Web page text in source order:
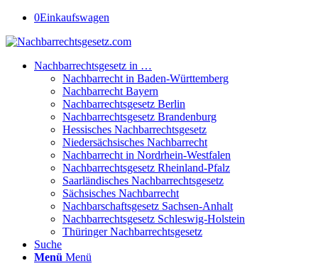
0Einkaufswagen
Nachbarrechtsgesetz in …
Nachbarrecht in Baden-Württemberg
Nachbarrecht Bayern
Nachbarrechtsgesetz Berlin
Nachbarrechtsgesetz Brandenburg
Hessisches Nachbarrechtsgesetz
Niedersächsisches Nachbarrecht
Nachbarrecht in Nordrhein-Westfalen
Nachbarrechtsgesetz Rheinland-Pfalz
Saarländisches Nachbarrechtsgesetz
Sächsisches Nachbarrecht
Nachbarschaftsgesetz Sachsen-Anhalt
Nachbarrechtsgesetz Schleswig-Holstein
Thüringer Nachbarrechtsgesetz
Suche
Menü Menü